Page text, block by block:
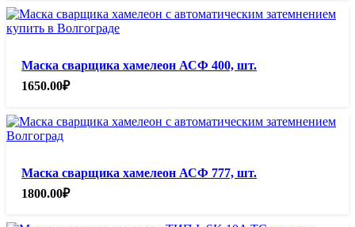
Маска сварщика хамелеон АСФ 400, шт.
1650.00₽
Маска сварщика хамелеон АСФ 777, шт.
1800.00₽